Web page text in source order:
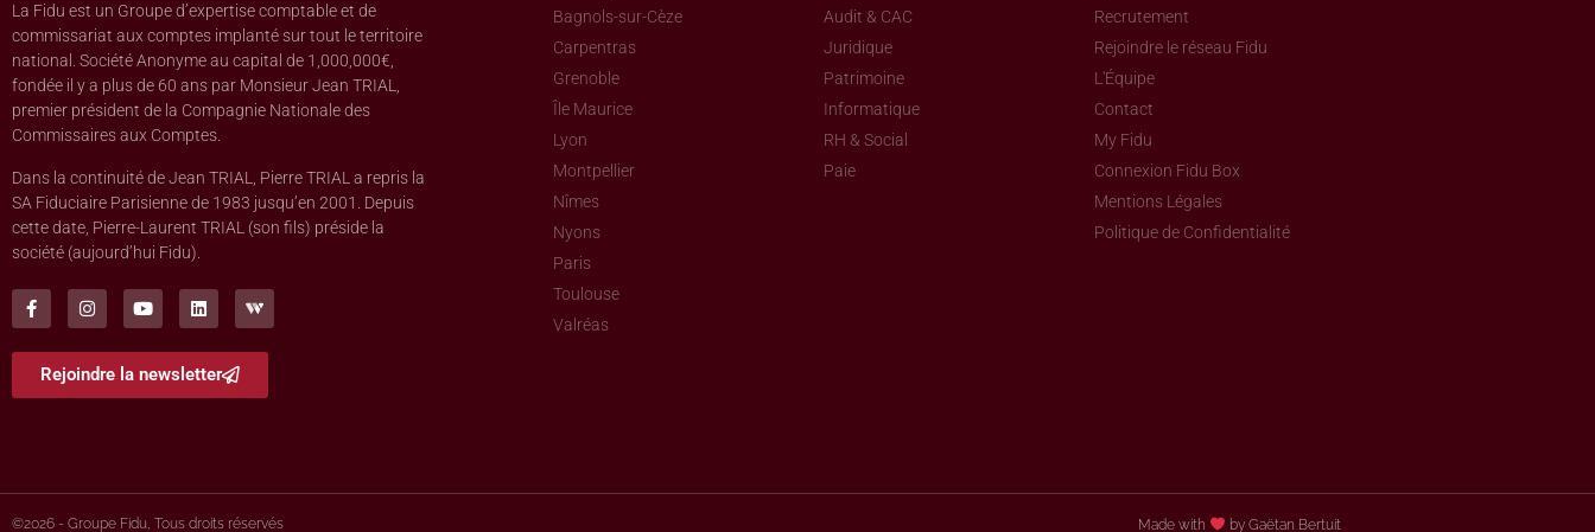
La Fidu est un Groupe d’expertise comptable et de
commissariat aux comptes implanté sur tout le territoire
national. Société Anonyme au capital de 1,000,000€,
fondée il y a plus de 60 ans par Monsieur Jean TRIAL,
premier président de la Compagnie Nationale des
Commissaires aux Comptes.
Dans la continuité de Jean TRIAL, Pierre TRIAL a repris la
SA Fiduciaire Parisienne de 1983 jusqu’en 2001. Depuis
cette date, Pierre-Laurent TRIAL (son fils) préside la
société (aujourd’hui Fidu).
Rejoindre la newsletter
Bagnols-sur-Cèze
Carpentras
Grenoble
Île Maurice
Lyon
Montpellier
Nîmes
Nyons
Paris
Toulouse
Valréas
Audit & CAC
Juridique
Patrimoine
Informatique
RH & Social
Paie
Recrutement
Rejoindre le réseau Fidu
L'Équipe
Contact
My Fidu
Connexion Fidu Box
Mentions Légales
Politique de Confidentialité
©2026 - Groupe Fidu, Tous droits réservés Made with by Gaëtan Bertuit